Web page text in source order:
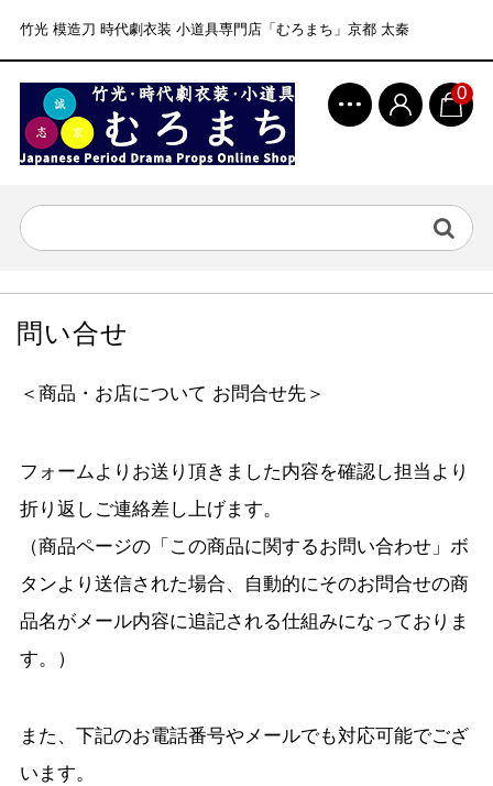
竹光 模造刀 時代劇衣装 小道具専門店「むろまち」京都 太秦
0
問い合せ
＜商品・お店について お問合せ先＞
フォームよりお送り頂きました内容を確認し担当より
折り返しご連絡差し上げます。
（商品ページの「この商品に関するお問い合わせ」ボ
タンより送信された場合、自動的にそのお問合せの商
品名がメール内容に追記される仕組みになっておりま
す。）
また、下記のお電話番号やメールでも対応可能でござ
います。